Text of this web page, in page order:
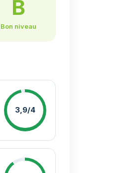
B
Bon niveau
3,9/4